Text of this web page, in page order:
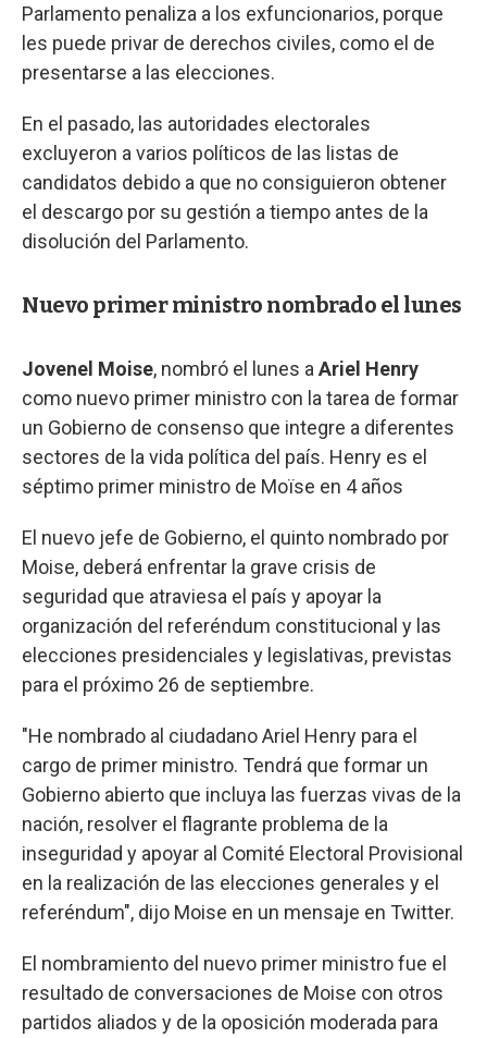
Parlamento penaliza a los exfuncionarios, porque
les puede privar de derechos civiles, como el de
presentarse a las elecciones.
En el pasado, las autoridades electorales
excluyeron a varios políticos de las listas de
candidatos debido a que no consiguieron obtener
el descargo por su gestión a tiempo antes de la
disolución del Parlamento.
Nuevo primer ministro nombrado el lunes
Jovenel Moise, nombró el lunes a Ariel Henry
como nuevo primer ministro con la tarea de formar
un Gobierno de consenso que integre a diferentes
sectores de la vida política del país. Henry es el
séptimo primer ministro de Moïse en 4 años
El nuevo jefe de Gobierno, el quinto nombrado por
Moise, deberá enfrentar la grave crisis de
seguridad que atraviesa el país y apoyar la
organización del referéndum constitucional y las
elecciones presidenciales y legislativas, previstas
para el próximo 26 de septiembre.
"He nombrado al ciudadano Ariel Henry para el
cargo de primer ministro. Tendrá que formar un
Gobierno abierto que incluya las fuerzas vivas de la
nación, resolver el flagrante problema de la
inseguridad y apoyar al Comité Electoral Provisional
en la realización de las elecciones generales y el
referéndum", dijo Moise en un mensaje en Twitter.
El nombramiento del nuevo primer ministro fue el
resultado de conversaciones de Moise con otros
partidos aliados y de la oposición moderada para